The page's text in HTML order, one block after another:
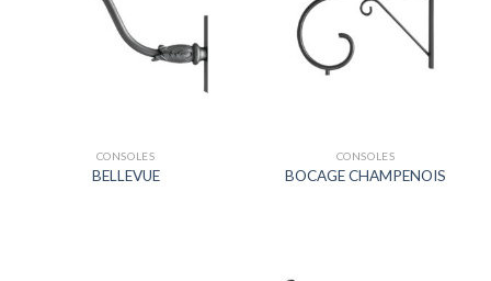
CONSOLES
BELLEVUE
CONSOLES
BOCAGE CHAMPENOIS